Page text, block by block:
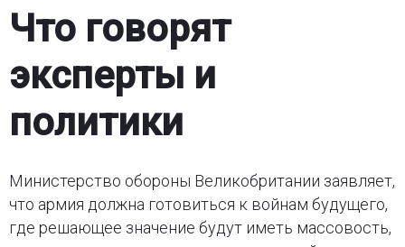
Что говорят
эксперты и
политики
Министерство обороны Великобритании заявляет,
что армия должна готовиться к войнам будущего,
где решающее значение будут иметь массовость,